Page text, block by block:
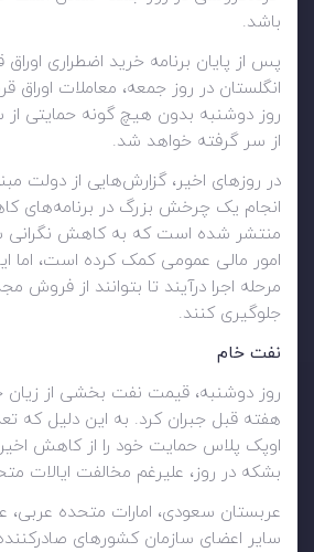
باشد.
پس از پایان برنامه خرید اضطراری
انگلستان در روز جمعه، معاملات اوراق
روز دوشنبه بدون هیچ گونه حمایتی از
از سر گرفته خواهد شد.
در روزهای اخیر، گزارش‌هایی از دولت
انجام یک چرخش بزرگ در برنامه‌های
منتشر شده است که به کاهش نگرانی
امور مالی عمومی کمک کرده است، اما
مرحله اجرا درآیند تا بتوانند از فروش
جلوگیری کنند.
نفت خام
روز دوشنبه، قیمت نفت بخشی از زیان
هفته قبل جبران کرد. به این دلیل که
بشکه در روز، علیرغم مخالفت ایالات
عربستان سعودی، امارات متحده عربی،
سایر اعضای سازمان کشورهای